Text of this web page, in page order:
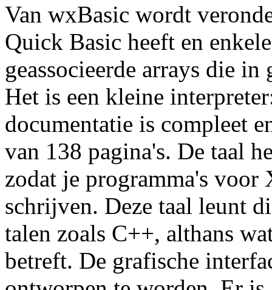
Van wxBasic wordt
Quick Basic heeft en
geassocieerde arrays die
Het is een kleine
documentatie is compleet
van 138 pagina's. De taal
zodat je programma's
schrijven. Deze taal leunt
talen zoals C++, althans
betreft. De grafische